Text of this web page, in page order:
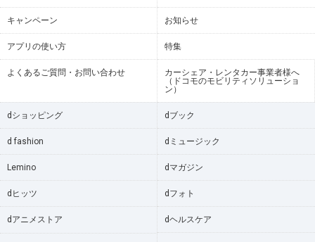
キャンペーン お知らせ
アプリの使い方 特集
よくあるご質問・お問い合わせ
カーシェア・レンタカー事業者様へ
（ドコモのモビリティソリューショ
ン）
dショッピング dブック
d fashion dミュージック
Lemino dマガジン
dヒッツ dフォト
dアニメストア dヘルスケア